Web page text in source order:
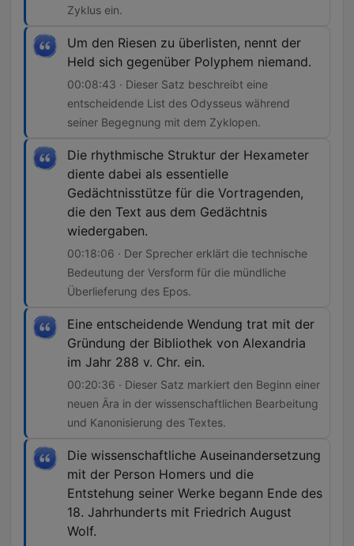
Zyklus ein.
Um den Riesen zu überlisten, nennt der
Held sich gegenüber Polyphem niemand.
00:08:43 · Dieser Satz beschreibt eine
entscheidende List des Odysseus während
seiner Begegnung mit dem Zyklopen.
Die rhythmische Struktur der Hexameter
diente dabei als essentielle
Gedächtnisstütze für die Vortragenden,
die den Text aus dem Gedächtnis
wiedergaben.
00:18:06 · Der Sprecher erklärt die technische
Bedeutung der Versform für die mündliche
Überlieferung des Epos.
Eine entscheidende Wendung trat mit der
Gründung der Bibliothek von Alexandria
im Jahr 288 v. Chr. ein.
00:20:36 · Dieser Satz markiert den Beginn einer
neuen Ära in der wissenschaftlichen Bearbeitung
und Kanonisierung des Textes.
Die wissenschaftliche Auseinandersetzung
mit der Person Homers und die
Entstehung seiner Werke begann Ende des
18. Jahrhunderts mit Friedrich August
Wolf.